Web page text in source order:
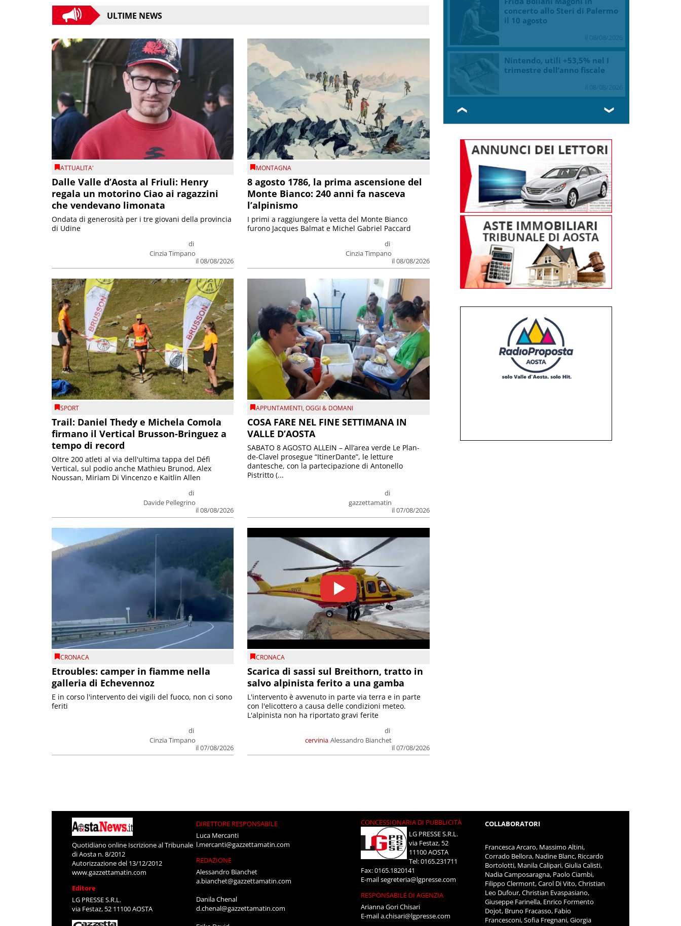
ULTIME NEWS
ATTUALITA'
Dalle Valle d’Aosta al Friuli: Henry
regala un motorino Ciao ai ragazzini
che vendevano limonata
di
Cinzia Timpano
il 08/08/2026
Ondata di generosità per i tre giovani della provincia
di Udine
MONTAGNA
8 agosto 1786, la prima ascensione del
Monte Bianco: 240 anni fa nasceva
l’alpinismo
di
Cinzia Timpano
il 08/08/2026
I primi a raggiungere la vetta del Monte Bianco
furono Jacques Balmat e Michel Gabriel Paccard
SPORT
Trail: Daniel Thedy e Michela Comola
firmano il Vertical Brusson-Bringuez a
tempo di record
di
Davide Pellegrino
il 08/08/2026
Oltre 200 atleti al via dell'ultima tappa del Défì
Vertical, sul podio anche Mathieu Brunod, Alex
Noussan, Miriam Di Vincenzo e Kaitlin Allen
APPUNTAMENTI,OGGI & DOMANI
COSA FARE NEL FINE SETTIMANA IN
VALLE D’AOSTA
di
gazzettamatin
il 07/08/2026
SABATO 8 AGOSTO ALLEIN – All’area verde Le Plan-
de-Clavel prosegue “ItinerDante”, le letture
dantesche, con la partecipazione di Antonello
Pistritto (...
CRONACA
Etroubles: camper in fiamme nella
galleria di Echevennoz
di
Cinzia Timpano
il 07/08/2026
E in corso l'intervento dei vigili del fuoco, non ci sono
feriti
CRONACA
Scarica di sassi sul Breithorn, tratto in
salvo alpinista ferito a una gamba
cervinia
di
Alessandro Bianchet
il 07/08/2026
L'intervento è avvenuto in parte via terra e in parte
con l'elicottero a causa delle condizioni meteo.
L'alpinista non ha riportato gravi ferite
concerto allo Steri di Palermo
il 10 agosto
Nintendo, utili +53,5% nel I
trimestre dell’anno fiscale
❮ ❯
Quotidiano online Iscrizione al Tribunale
di Aosta n. 8/2012
Autorizzazione del 13/12/2012
www.gazzettamatin.com
Editore
LG PRESSE S.R.L.
via Festaz, 52 11100 AOSTA
DIRETTORE RESPONSABILE
Luca Mercanti
l.mercanti@gazzettamatin.com
REDAZIONE
Alessandro Bianchet
a.bianchet@gazzettamatin.com
Danila Chenal
d.chenal@gazzettamatin.com
CONCESSIONARIA DI PUBBLICITÀ
LG PRESSE S.R.L.
via Festaz, 52
11100 AOSTA
Tel: 0165.231711
Fax: 0165.1820141
E-mailsegreteria@lgpresse.com
RESPONSABILE DI AGENZIA
Arianna Gori Chisari
E-maila.chisari@lgpresse.com
COLLABORATORI
Francesca Arcaro, Massimo Altini,
Corrado Bellora, Nadine Blanc, Riccardo
Bortolotti, Manila Calipari, Giulia Calisti,
Nadia Camposaragna, Paolo Ciambi,
Filippo Clermont, Carol Di Vito, Christian
Leo Dufour, Christian Evaspasiano,
Giuseppe Farinella, Enrico Formento
Dojot, Bruno Fracasso, Fabio
Francesconi, Sofia Fregnani, Giorgia